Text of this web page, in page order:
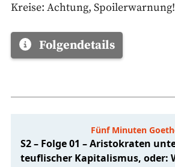
Kreise: Achtung, Spoilerwarnung!
Folgendetails